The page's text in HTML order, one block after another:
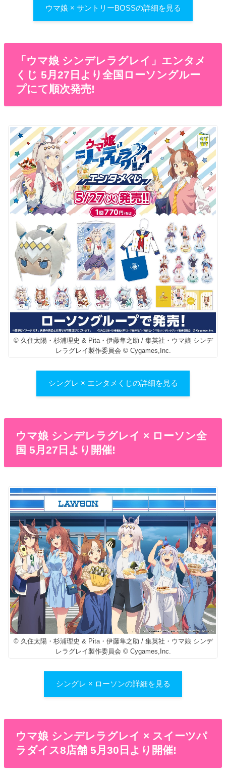
ウマ娘 × サントリーBOSSの詳細を見る
「ウマ娘 シンデレラグレイ」エンタメ
くじ 5月27日より全国ローソングルー
プにて順次発売!
© 久住太陽・杉浦理史 & Pita・伊藤隼之助 / 集英社・ウマ娘 シンデ
レラグレイ製作委員会 © Cygames,Inc.
シングレ × エンタメくじの詳細を見る
ウマ娘 シンデレラグレイ × ローソン全
国 5月27日より開催!
© 久住太陽・杉浦理史 & Pita・伊藤隼之助 / 集英社・ウマ娘 シンデ
レラグレイ製作委員会 © Cygames,Inc.
シングレ × ローソンの詳細を見る
ウマ娘 シンデレラグレイ × スイーツパ
ラダイス8店舗 5月30日より開催!